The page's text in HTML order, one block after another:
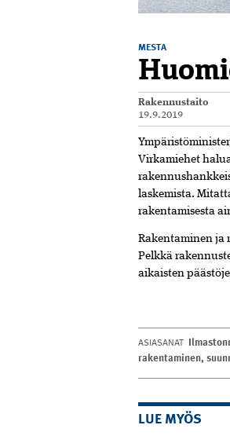
MESTA
Rakennustaito
19.9.2019
Virkamiehet
laskemista.
rakentamisesta
Rakentaminen ja
Pelkkä
aikaisten
ASIASANAT
rakentaminen,
LUE MYÖS